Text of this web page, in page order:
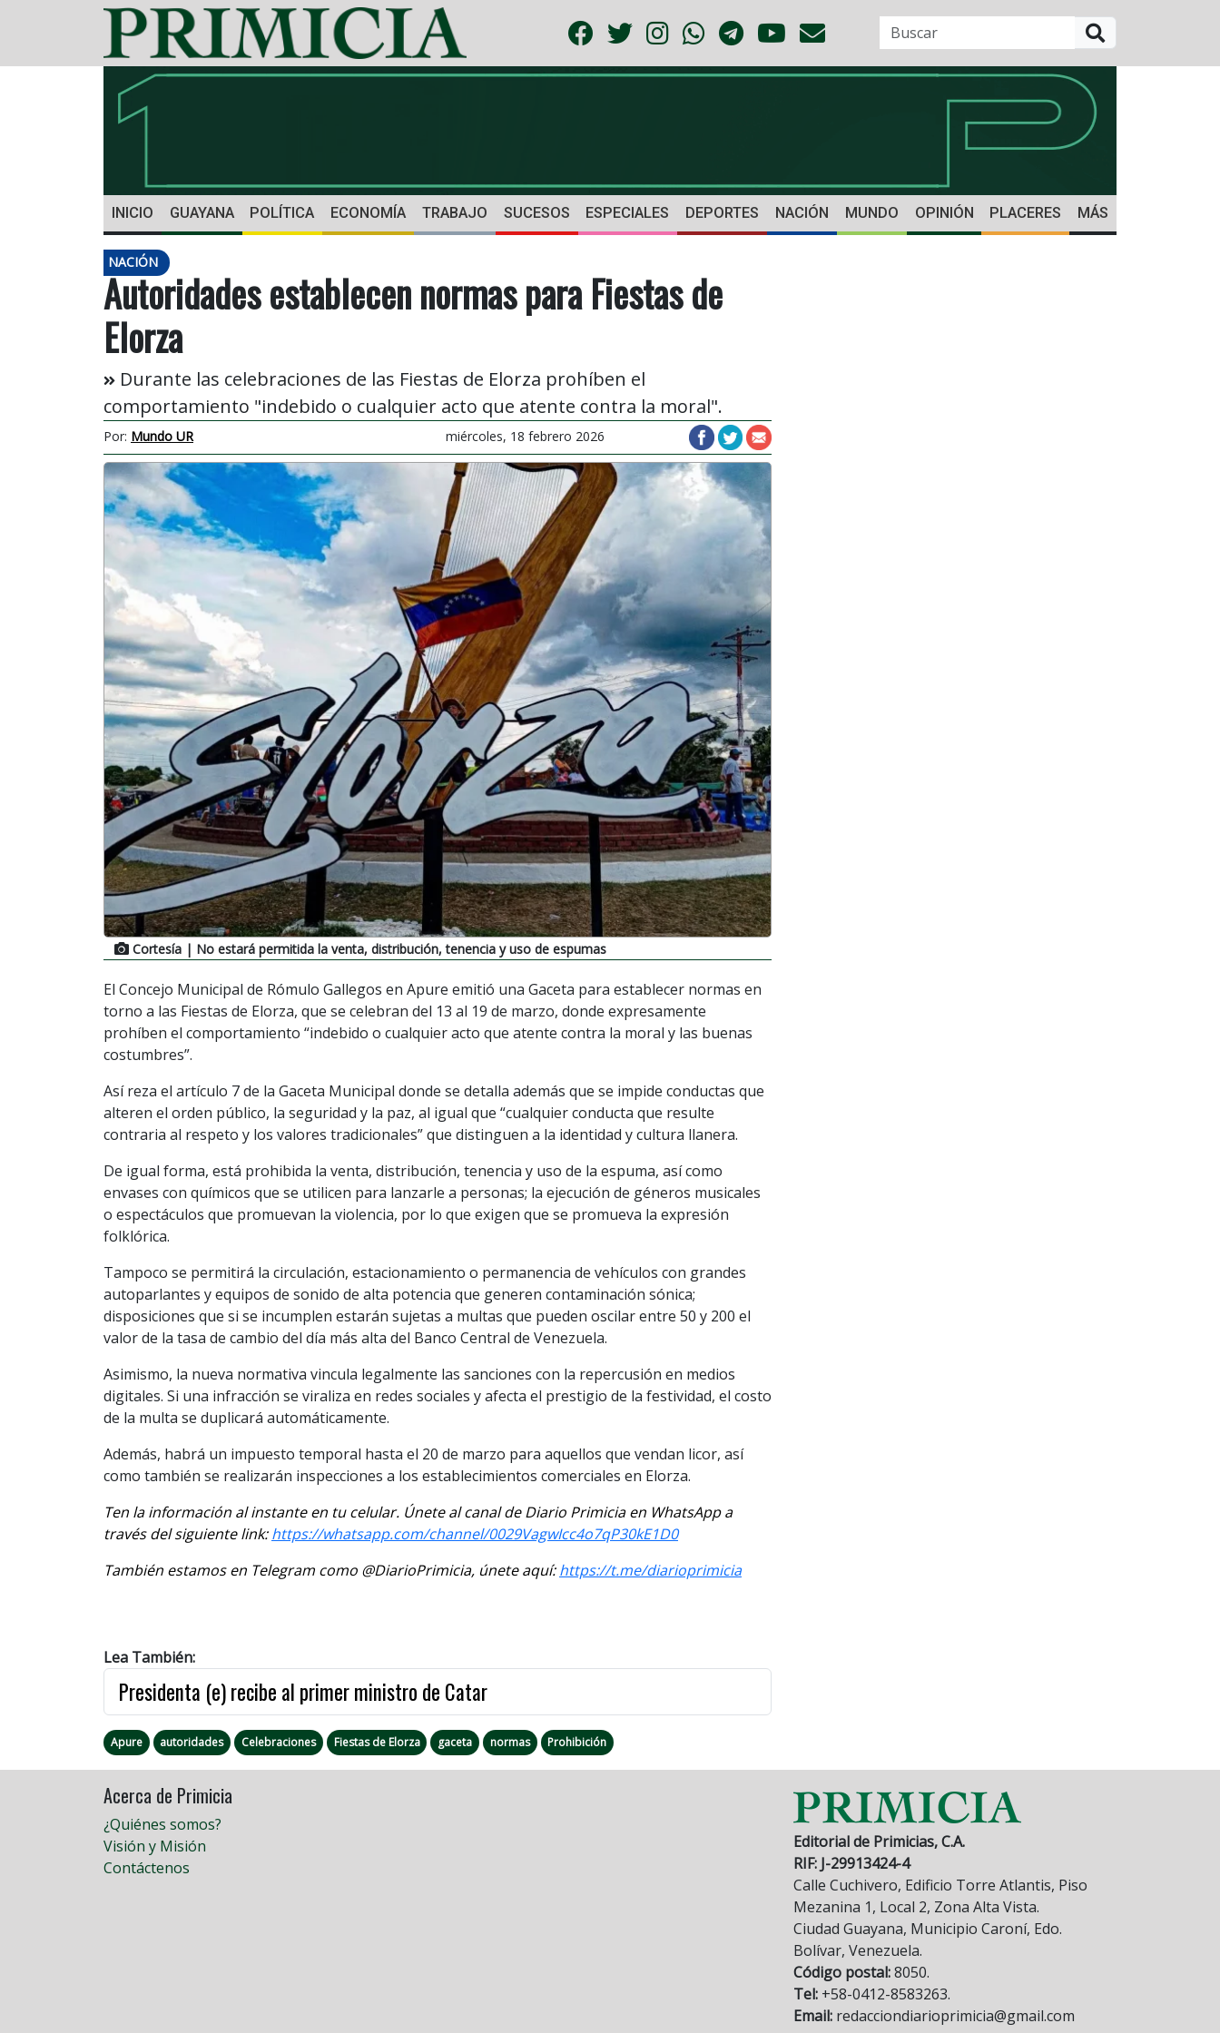
INICIO GUAYANA POLÍTICA ECONOMÍA TRABAJO SUCESOS ESPECIALES DEPORTES NACIÓN MUNDO OPINIÓN PLACERES MÁS
NACIÓN
Autoridades establecen normas para Fiestas de
Elorza
Durante las celebraciones de las Fiestas de Elorza prohíben el
comportamiento "indebido o cualquier acto que atente contra la moral".
Por: Mundo UR miércoles, 18 febrero 2026
Cortesía | No estará permitida la venta, distribución, tenencia y uso de espumas
El Concejo Municipal de Rómulo Gallegos en Apure emitió una Gaceta para establecer normas en
torno a las Fiestas de Elorza, que se celebran del 13 al 19 de marzo, donde expresamente
prohíben el comportamiento “indebido o cualquier acto que atente contra la moral y las buenas
costumbres”.
Así reza el artículo 7 de la Gaceta Municipal donde se detalla además que se impide conductas que
alteren el orden público, la seguridad y la paz, al igual que “cualquier conducta que resulte
contraria al respeto y los valores tradicionales” que distinguen a la identidad y cultura llanera.
De igual forma, está prohibida la venta, distribución, tenencia y uso de la espuma, así como
envases con químicos que se utilicen para lanzarle a personas; la ejecución de géneros musicales
o espectáculos que promuevan la violencia, por lo que exigen que se promueva la expresión
folklórica.
Tampoco se permitirá la circulación, estacionamiento o permanencia de vehículos con grandes
autoparlantes y equipos de sonido de alta potencia que generen contaminación sónica;
disposiciones que si se incumplen estarán sujetas a multas que pueden oscilar entre 50 y 200 el
valor de la tasa de cambio del día más alta del Banco Central de Venezuela.
Asimismo, la nueva normativa vincula legalmente las sanciones con la repercusión en medios
digitales. Si una infracción se viraliza en redes sociales y afecta el prestigio de la festividad, el costo
de la multa se duplicará automáticamente.
Además, habrá un impuesto temporal hasta el 20 de marzo para aquellos que vendan licor, así
como también se realizarán inspecciones a los establecimientos comerciales en Elorza.
Ten la información al instante en tu celular. Únete al canal de Diario Primicia en WhatsApp a
través del siguiente link:https://whatsapp.com/channel/0029VagwIcc4o7qP30kE1D0
También estamos en Telegram como @DiarioPrimicia, únete aquí:https://t.me/diarioprimicia
Lea También:
Presidenta (e) recibe al primer ministro de Catar
Apure autoridades Celebraciones Fiestas de Elorza gaceta normas Prohibición
Acerca de Primicia
¿Quiénes somos?
Visión y Misión
Contáctenos
Editorial de Primicias, C.A.
RIF: J-29913424-4
Calle Cuchivero, Edificio Torre Atlantis, Piso
Mezanina 1, Local 2, Zona Alta Vista.
Ciudad Guayana, Municipio Caroní, Edo.
Bolívar, Venezuela.
Código postal:8050.
Tel: +58-0412-8583263.
Email: redacciondiarioprimicia@gmail.com